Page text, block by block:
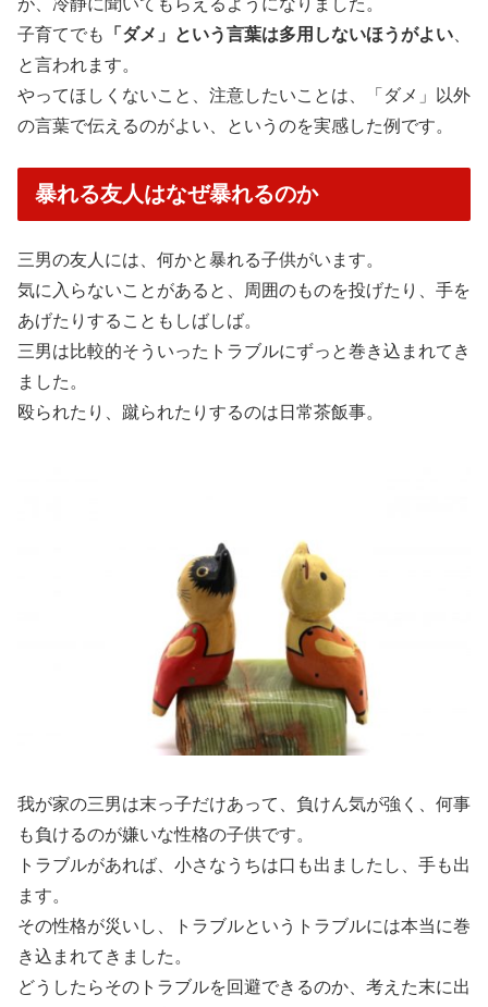
が、冷静に聞いてもらえるようになりました。
子育てでも
「ダメ」という言葉は多用しないほうがよい
と言われます。
やってほしくないこと、注意したいことは、「ダメ」以外
の言葉で伝えるのがよい、というのを実感した例です。
暴れる友人はなぜ暴れるのか
三男の友人には、何かと暴れる子供がいます。
気に入らないことがあると、周囲のものを投げたり、手を
あげたりすることもしばしば。
三男は比較的そういったトラブルにずっと巻き込まれてき
ました。
殴られたり、蹴られたりするのは日常茶飯事。
我が家の三男は末っ子だけあって、負けん気が強く、何事
も負けるのが嫌いな性格の子供です。
トラブルがあれば、小さなうちは口も出ましたし、手も出
ます。
その性格が災いし、トラブルというトラブルには本当に巻
き込まれてきました。
どうしたらそのトラブルを回避できるのか、考えた末に出